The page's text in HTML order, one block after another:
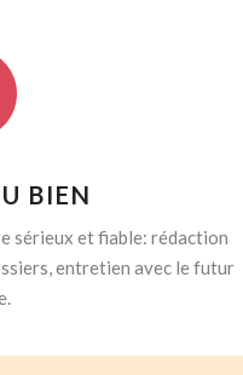
BIEN
sérieux et fiable: rédaction
entretien avec le futur